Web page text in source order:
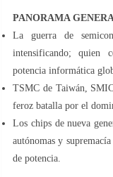
PANORAMA
La guerra de
intensificando; quien
potencia informática
TSMC de Taiwán,
feroz batalla por el
Los chips de nueva
autónomas y
de potencia.